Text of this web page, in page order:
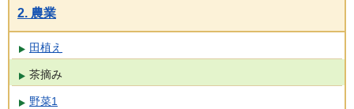
2. 農業
田植え
茶摘み
野菜1